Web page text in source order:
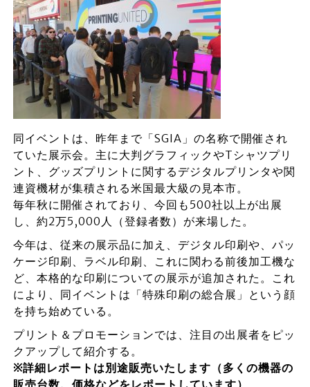
同イベントは、昨年まで「SGIA」の名称で開催され
ていた展示会。主に大判グラフィックやTシャツプリ
ント、グッズプリントに関するデジタルプリンタや関
連資機材が集積される米国最大級の見本市。
毎年秋に開催されており、今回も500社以上が出展
し、約2万5,000人（登録者数）が来場した。
今年は、従来の展示品に加え、デジタル印刷や、パッ
ケージ印刷、ラベル印刷、これに関わる前後加工機な
ど、本格的な印刷についての展示が追加された。これ
により、同イベントは「特殊印刷の総合展」という顔
を持ち始めている。
プリント＆プロモーションでは、注目の出展者をピッ
クアップして紹介する。
※詳細レポートは別途販売いたします（多くの機器の
販売台数、価格などをレポートしています）